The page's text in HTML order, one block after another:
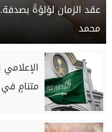
عقد الزمان لؤلؤةً
محمد
متنامٍ